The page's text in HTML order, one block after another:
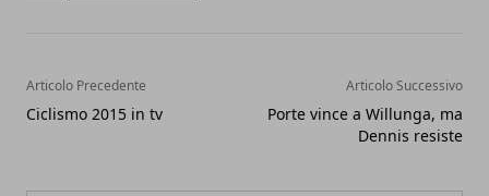
Articolo Precedente
Ciclismo 2015 in tv
Articolo Successivo
Porte vince a Willunga, ma
Dennis resiste